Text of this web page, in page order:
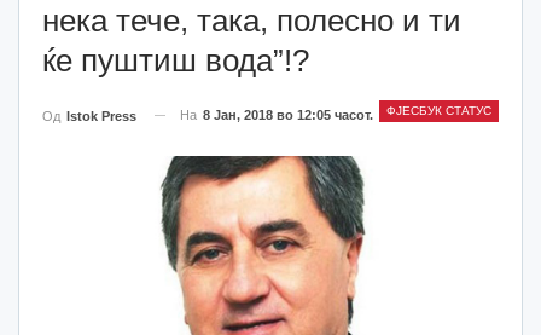
нека тече, така, полесно и ти
ќе пуштиш вода”!?
ФЈЕСБУК СТАТУС
Од Istok Press На 8 Јан, 2018 во 12:05 часот.